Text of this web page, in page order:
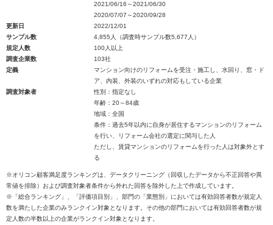
2021/06/16～2021/06/30
2020/07/07～2020/09/28
更新日
2022/12/01
サンプル数
4,855人（調査時サンプル数5,677人）
規定人数
100人以上
調査企業数
103社
定義
マンション向けのリフォームを受注・施工し、水回り、窓・ド
ア、内装、外装のいずれの対応もしている企業
調査対象者
性別：指定なし
年齢：20～84歳
地域：全国
条件：過去5年以内に自身が居住するマンションのリフォーム
を行い、リフォーム会社の選定に関与した人
ただし、賃貸マンションのリフォームを行った人は対象外とす
る
※オリコン顧客満足度ランキングは、データクリーニング（回収したデータから不正回答や異
常値を排除）および調査対象者条件から外れた回答を除外した上で作成しています。
※「総合ランキング」、「評価項目別」、部門の「業態別」においては有効回答者数が規定人
数を満たした企業のみランクイン対象となります。その他の部門においては有効回答者数が規
定人数の半数以上の企業がランクイン対象となります。